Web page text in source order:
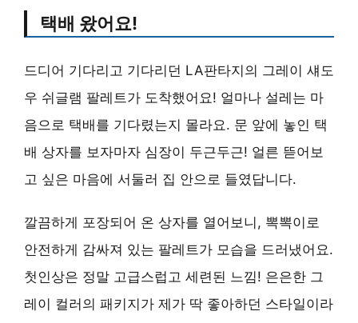
택배 왔어요!
드디어 기다리고 기다리던 LA판타지의 그레이 섀도
우 쉬글램 팔레트가 도착했어요! 얼마나 설레는 마
음으로 택배를 기다렸는지 몰라요. 문 앞에 놓인 택
배 상자를 보자마자 심장이 두근두근! 얼른 뜯어보
고 싶은 마음에 서둘러 집 안으로 들였답니다.
깔끔하게 포장되어 온 상자를 열어보니, 뽁뽁이로
안전하게 감싸져 있는 팔레트가 모습을 드러냈어요.
첫인상은 정말 고급스럽고 세련된 느낌! 은은한 그
레이 컬러의 패키지가 제가 딱 좋아하던 스타일이라